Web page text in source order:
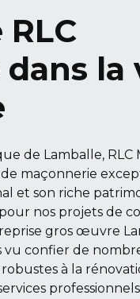
la
de Lamballe, RLC
maçonnerie
et son riche
nos projets de
gros œuvre
confier de
à la